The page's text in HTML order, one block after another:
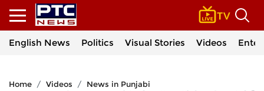
English News Politics Visual Stories Videos
Home Videos
News in Punjabi